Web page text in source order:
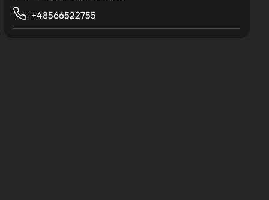
+48566522755